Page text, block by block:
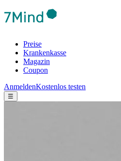
Preise
Krankenkasse
Magazin
Coupon
AnmeldenKostenlos testen
☰